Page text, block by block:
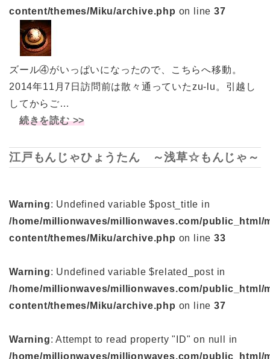
content/themes/Miku/archive.php on line37
ズール④がいっぱいになったので、こちらへ移動。
2014年11月7日訪問前は散々通っていたzu-lu。引越し
してからご…
続きを読む >>
江戸もんじゃひょうたん ～浅草☆もんじゃ～
Warning: Undefined variable $post_title in
/home/millionwaves/millionwaves.com/public_html/
content/themes/Miku/archive.php on line33
Warning: Undefined variable $related_post in
/home/millionwaves/millionwaves.com/public_html/
content/themes/Miku/archive.php on line37
Warning: Attempt to read property "ID" on null in
/home/millionwaves/millionwaves.com/public_html/